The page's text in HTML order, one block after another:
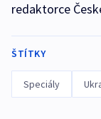
redaktorce
ŠTÍTKY
Speciály